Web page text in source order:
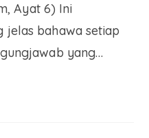
Ayat 6) Ini
jelas bahawa setiap
yang…